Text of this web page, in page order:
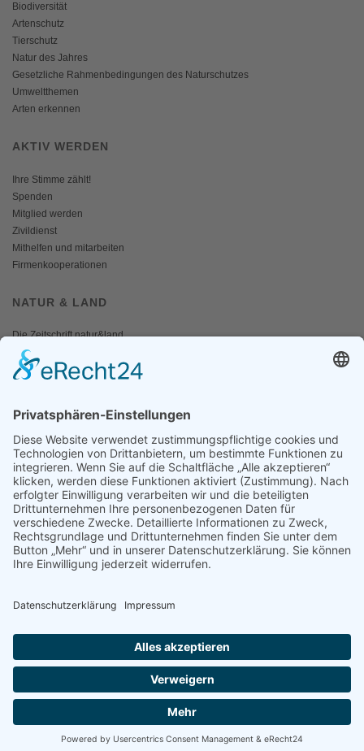
Biodiversität
Artenschutz
Tierschutz
Natur des Jahres
Gesetzliche Rahmenbedingungen des Naturschutzes
Umweltthemen
Arten erkennen
AKTIV WERDEN
Ihre Stimme zählt!
Spenden
Mitglied werden
Zivildienst
Mithelfen und mitarbeiten
Firmenkooperationen
NATUR & LAND
Die Zeitschrift natur&land
Archiv
Mediadaten
Fotos und Logos
Presseaussendungen
Presse
Presseinformationen abonnieren
ÜBER UNS
Naturschutzbund
Naturschutzjugend
Sponsoren & Partner
Impressum